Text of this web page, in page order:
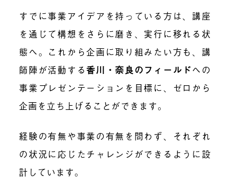
すでに事業アイデアを持っている方は、講座
を通じて構想をさらに磨き、実行に移れる状
態へ。これから企画に取り組みたい方も、講
師陣が活動する香川・奈良のフィールドへの
事業プレゼンテーションを目標に、ゼロから
企画を立ち上げることができます。
経験の有無や事業の有無を問わず、それぞれ
の状況に応じたチャレンジができるように設
計しています。